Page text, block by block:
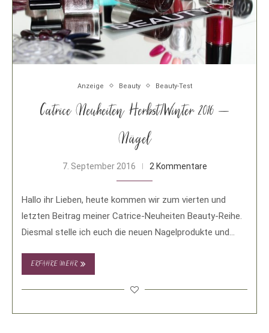
Anzeige Beauty Beauty-Test
Catrice Neuheiten Herbst/Winter 2016 –
Nägel
7. September 2016 2 Kommentare
Hallo ihr Lieben, heute kommen wir zum vierten und
letzten Beitrag meiner Catrice-Neuheiten Beauty-Reihe.
Diesmal stelle ich euch die neuen Nagelprodukte und
ERFAHRE MEHR